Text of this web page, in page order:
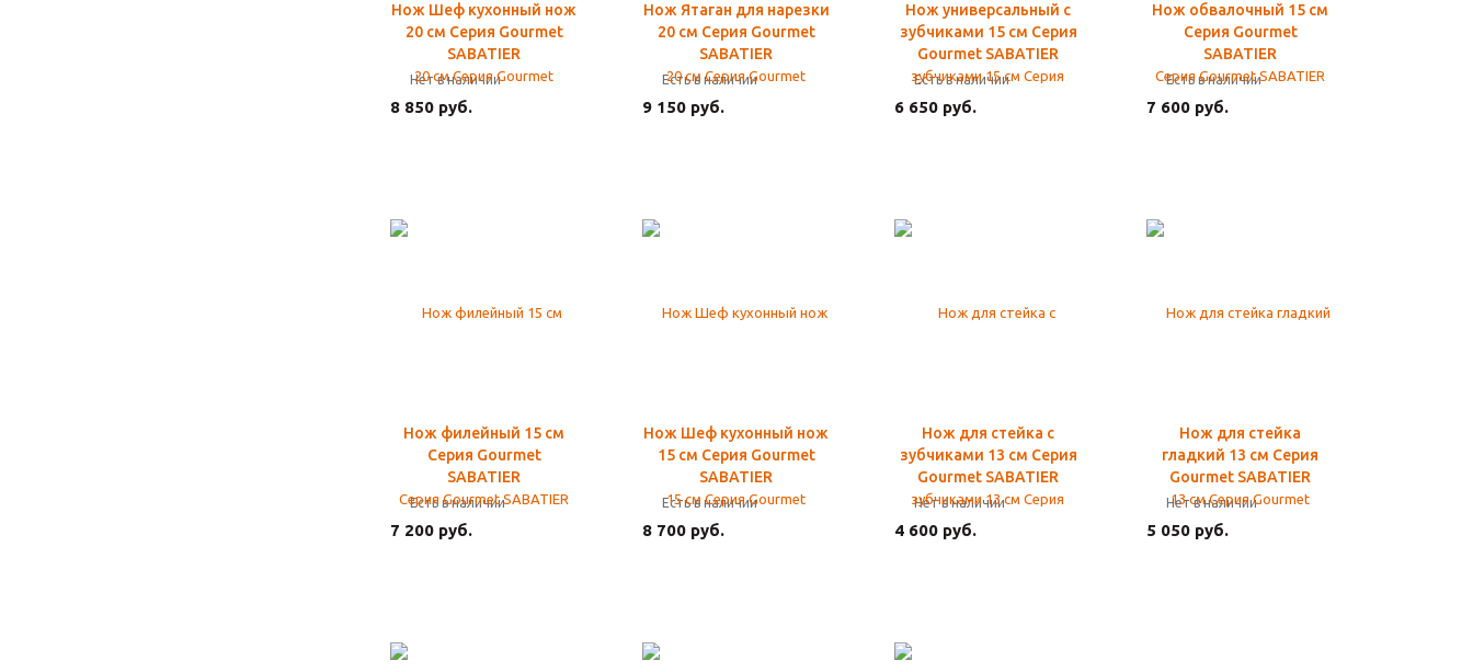
Нож Шеф кухонный нож
20 см Серия Gourmet
SABATIER
Нет в наличии
8 850 руб.
Нож Ятаган для нарезки
20 см Серия Gourmet
SABATIER
Есть в наличии
9 150 руб.
Нож универсальный с
зубчиками 15 см Серия
Gourmet SABATIER
Есть в наличии
6 650 руб.
Нож обвалочный 15 см
Серия Gourmet
SABATIER
Есть в наличии
7 600 руб.
Нож филейный 15 см
Серия Gourmet
SABATIER
Есть в наличии
7 200 руб.
Нож Шеф кухонный нож
15 см Серия Gourmet
SABATIER
Есть в наличии
8 700 руб.
Нож для стейка с
зубчиками 13 см Серия
Gourmet SABATIER
Нет в наличии
4 600 руб.
Нож для стейка
гладкий 13 см Серия
Gourmet SABATIER
Нет в наличии
5 050 руб.